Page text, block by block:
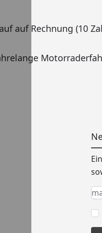
auf Rechnung (10
E-